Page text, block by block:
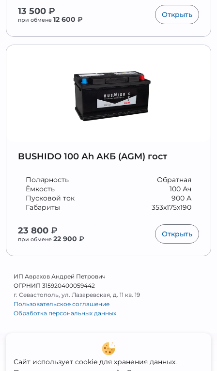
13 500 ₽
при обмене 12 600 ₽
Открыть
BUSHIDO 100 Аh АКБ (AGM) гост
Обратная
Полярность
100 Ач
Ёмкость
900 А
Пусковой ток
353x175x190
Габариты
23 800 ₽
при обмене 22 900 ₽
Открыть
ИП Аврахов Андрей Петрович
ОГРНИП 315920400059442
г. Севастополь, ул. Лазаревская, д. 11 кв. 19
Пользовательское соглашение
Обработка персональных данных
Сайт использует cookie для хранения данных.